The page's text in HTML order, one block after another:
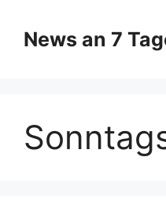
Inhalt
springen
News an 7